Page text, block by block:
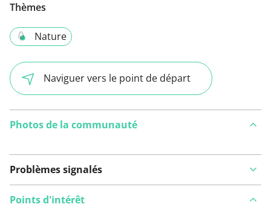
Thèmes
Nature
Naviguer vers le point de départ
Photos de la communauté
Problèmes signalés
Points d'intérêt